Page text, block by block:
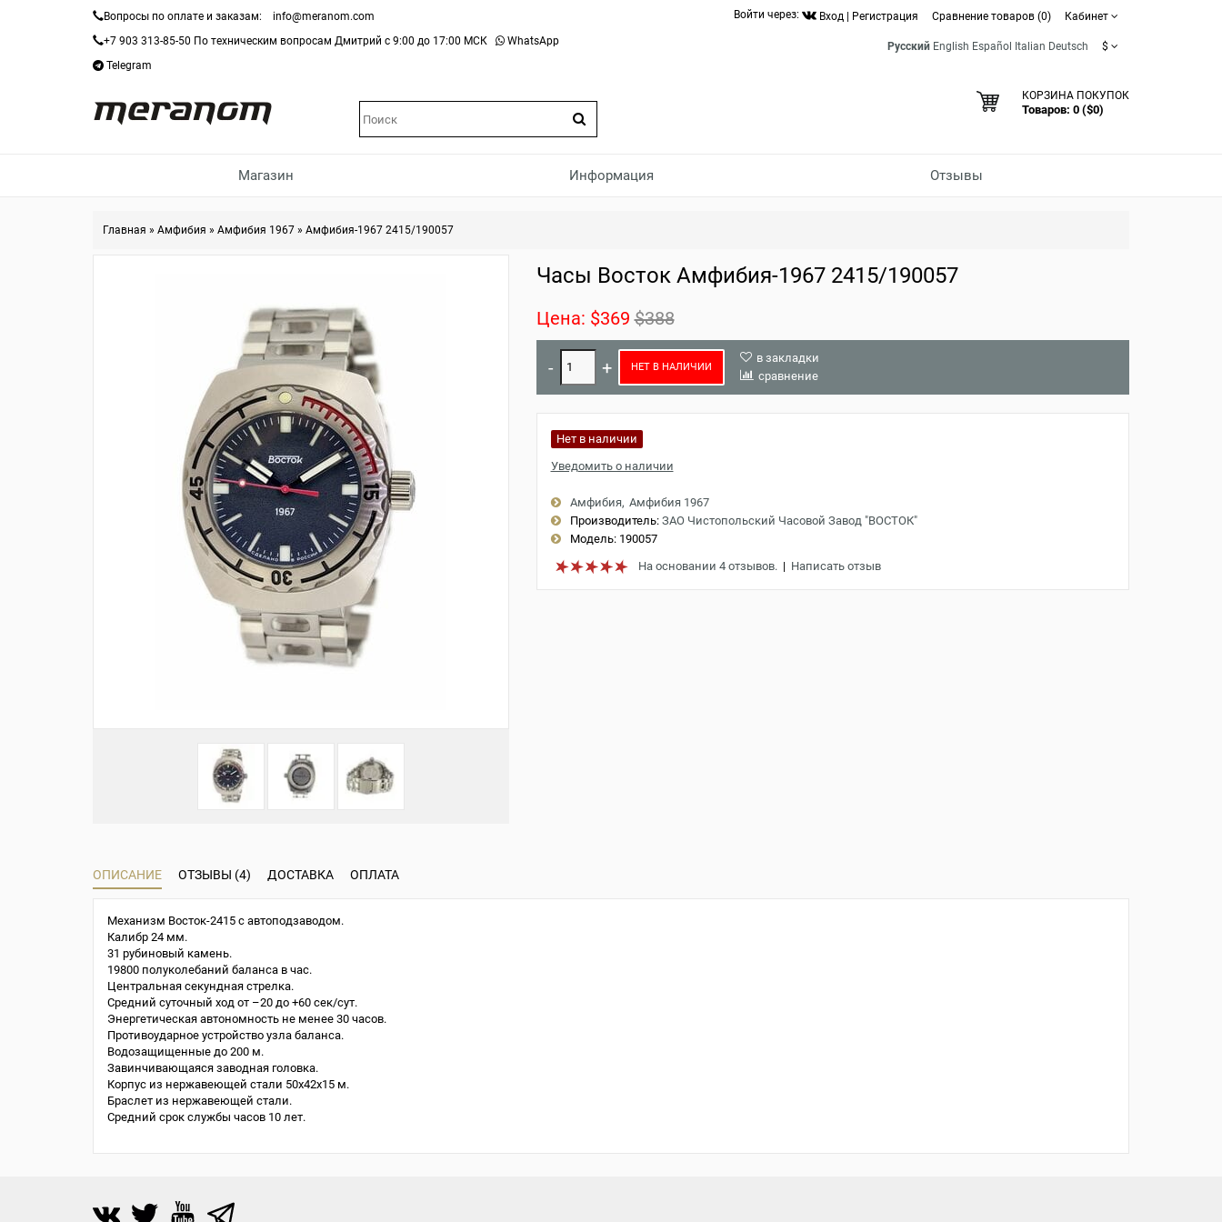
Вопросы по оплате и заказам:
info@meranom.com
+7 903 313-85-50 По техническим вопросам Дмитрий с 9:00 до 17:00 МСК
WhatsApp
Telegram
Войти через: Вход Регистрация Сравнение товаров (0) Кабинет
Русский English Español Italian Deutsch $
КОРЗИНА ПОКУПОК
Товаров: 0 ($0)
Магазин Информация Отзывы
Главная » Амфибия » Амфибия 1967 » Амфибия-1967 2415/190057
Часы Восток Амфибия-1967 2415/190057
Цена: $369 $388
НЕТ В НАЛИЧИИ
в закладки
сравнение
Нет в наличии
Уведомить о наличии
Амфибия Амфибия 1967
Производитель: ЗАО Чистопольский Часовой Завод "ВОСТОК"
Модель:190057
На основании 4 отзывов.| Написать отзыв
ОПИСАНИЕ ОТЗЫВЫ (4) ДОСТАВКА ОПЛАТА
Механизм Восток-2415 с автоподзаводом.
Калибр 24 мм.
31 рубиновый камень.
19800 полуколебаний баланса в час.
Центральная секундная стрелка.
Средний суточный ход от –20 до +60 сек/сут.
Энергетическая автономность не менее 30 часов.
Противоударное устройство узла баланса.
Водозащищенные до 200 м.
Завинчивающаяся заводная головка.
Корпус из нержавеющей стали 50х42х15 м.
Браслет из нержавеющей стали.
Средний срок службы часов 10 лет.